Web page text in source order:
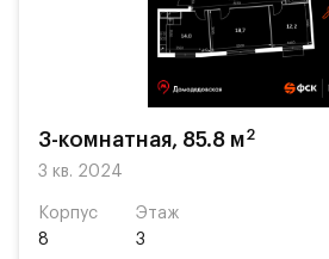
бранчей по выходным или
Указана конечная стоимость.
3-комнатная, 85.8 м2
3 кв. 2024
Корпус
8
Этаж
3